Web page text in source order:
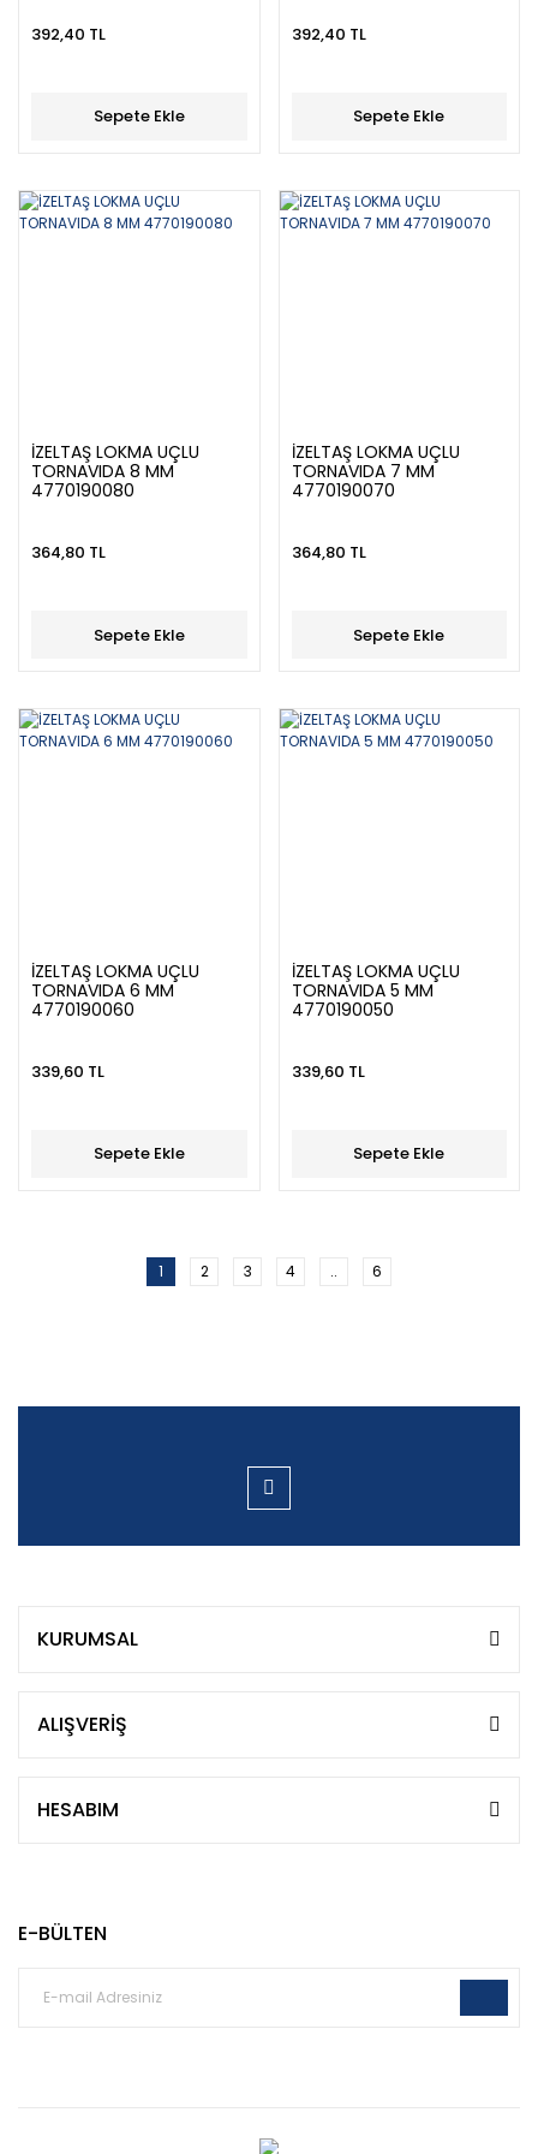
392,40 TL
Sepete Ekle
392,40 TL
Sepete Ekle
İZELTAŞ LOKMA UÇLU
TORNAVIDA 8 MM
4770190080
364,80 TL
Sepete Ekle
İZELTAŞ LOKMA UÇLU
TORNAVIDA 7 MM
4770190070
364,80 TL
Sepete Ekle
İZELTAŞ LOKMA UÇLU
TORNAVIDA 6 MM
4770190060
339,60 TL
Sepete Ekle
İZELTAŞ LOKMA UÇLU
TORNAVIDA 5 MM
4770190050
339,60 TL
Sepete Ekle
1 2 3 4 .. 6
KURUMSAL
ALIŞVERİŞ
HESABIM
E-BÜLTEN